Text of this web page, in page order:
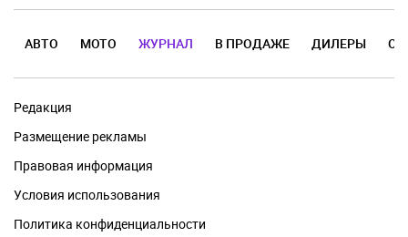
АВТО МОТО ЖУРНАЛ В ПРОДАЖЕ ДИЛЕРЫ
Редакция
Размещение рекламы
Правовая информация
Условия использования
Политика конфиденциальности